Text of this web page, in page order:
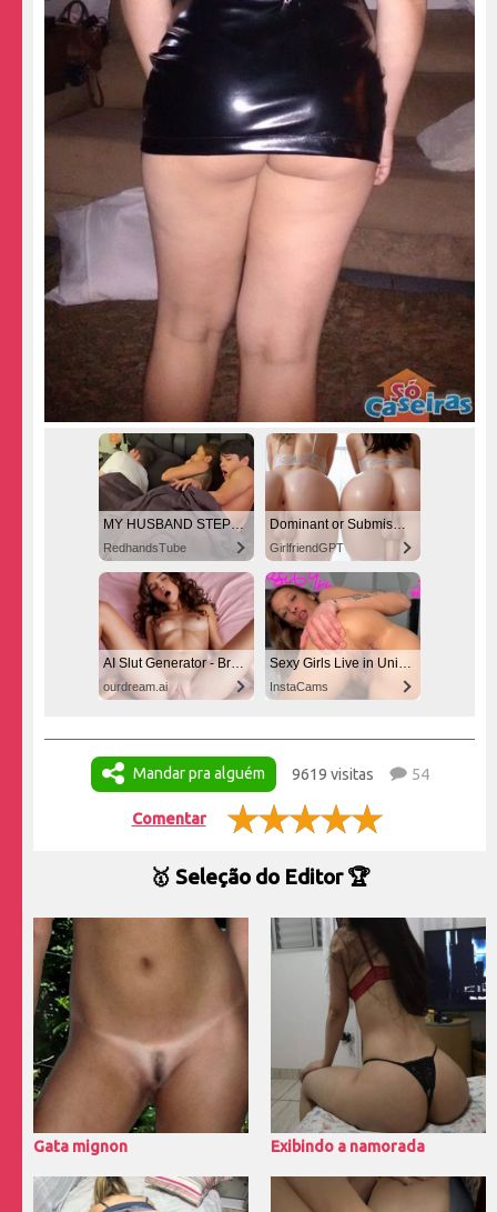
MY HUSBAND STEPSON MISTAKENLY GIVES ME IN THE ASS
RedhandsTube
Dominant or Submissive? Cold or Wild?
GirlfriendGPT
AI Slut Generator - Bring your Fantasies to life 🔥
ourdream.ai
Sexy Girls Live in United States
InstaCams
Mandar pra alguém 9619 visitas 54
Comentar
🥇 Seleção do Editor 🏆
Gata mignon Exibindo a namorada